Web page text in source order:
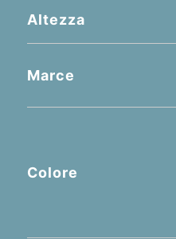
Altezza
Marce
Colore